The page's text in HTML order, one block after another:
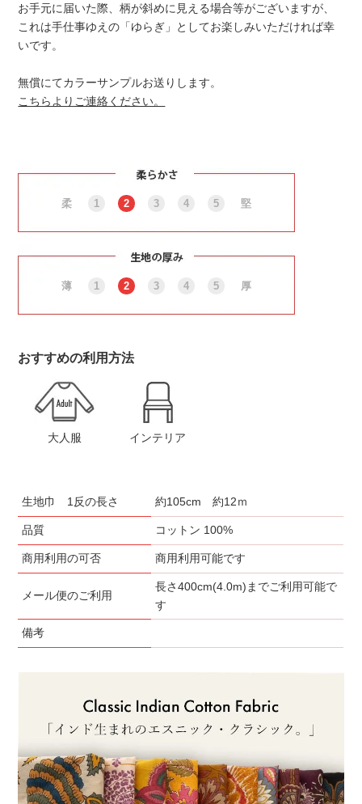
お手元に届いた際、柄が斜めに見える場合等がございますが、
これは手仕事ゆえの「ゆらぎ」としてお楽しみいただければ幸
いです。
無償にてカラーサンプルお送りします。
こちらよりご連絡ください。
柔 1 2 3 4 5 堅
薄 1 2 3 4 5 厚
おすすめの利用方法
大人服 インテリア
生地巾 1反の長さ 約105cm 約12ｍ
品質 コットン 100%
商用利用の可否 商用利用可能です
メール便のご利用
長さ400cm(4.0m)までご利用可能で
す
備考